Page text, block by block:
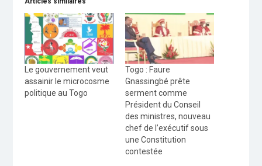
Le gouvernement veut
assainir le microcosme
politique au Togo
Togo : Faure
Gnassingbé prête
serment comme
Président du Conseil
des ministres, nouveau
chef de l’exécutif sous
une Constitution
contestée